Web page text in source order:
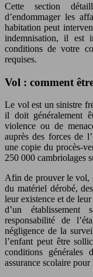
Cette section
d’endommager les
habitation peut
indemnisation, il est
conditions de votre
requises.
Vol : comment
Le vol est un sinistre
il doit généralement
violence ou de
auprès des forces de
une copie du procès-
250 000 cambriolages
Afin de prouver le vol,
du matériel dérobé,
leur existence et de
d’un
responsabilité de
négligence de la
l’enfant peut être
conditions générales
assurance scolaire